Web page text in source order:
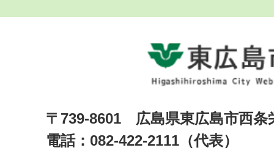
〒739-8601 広島県東広島市西
電話：082-422-2111（代表）